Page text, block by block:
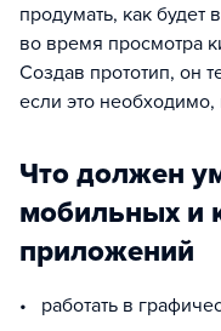
продумать, как будет
во время просмотра
Создав прототип, он
если это необходимо,
Что должен
мобильных и
приложений
• работать в